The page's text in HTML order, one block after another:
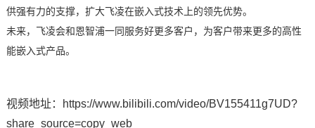
供强有力的支撑， 扩大飞凌在嵌入式技术上的领先优势。
未来，飞凌会和恩智浦一同服务好更多客户，为客户带来更多的高性
能嵌入式产品。
视频地址：https://www.bilibili.com/video/BV155411g7UD?
share_source=copy_web